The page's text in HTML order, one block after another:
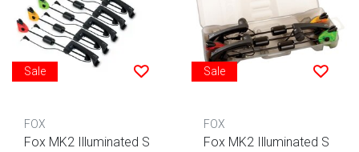
Sale
FOX
Fox MK2 Illuminated S
Sale
FOX
Fox MK2 Illuminated S